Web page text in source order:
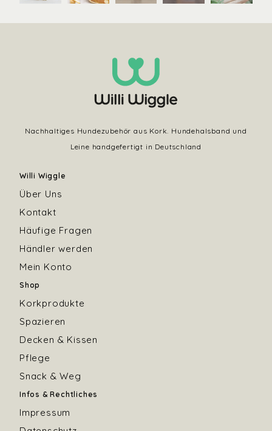
Nachhaltiges Hundezubehör aus Kork. Hundehalsband und
Leine handgefertigt in Deutschland
Willi Wiggle
Über Uns
Kontakt
Häufige Fragen
Händler werden
Mein Konto
Shop
Korkprodukte
Spazieren
Decken & Kissen
Pflege
Snack & Weg
Infos & Rechtliches
Impressum